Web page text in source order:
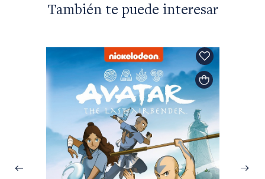
También te puede interesar